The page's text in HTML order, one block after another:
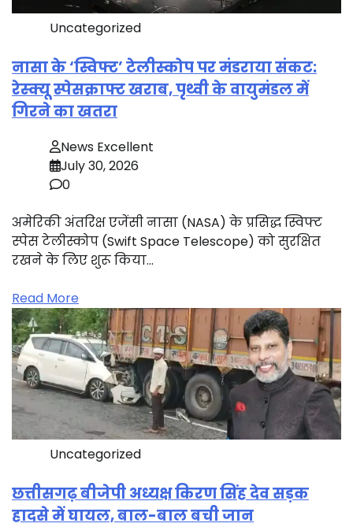
Uncategorized
नासा के ‘स्विफ्ट’ टेलीस्कोप पर मंडराया संकट:
रेस्क्यू स्पेसक्राफ्ट खराब, पृथ्वी के वायुमंडल में
गिरने का खतरा
News Excellent
July 30, 2026
0
अमेरिकी अंतरिक्ष एजेंसी नासा (NASA) के प्रसिद्ध स्विफ्ट
स्पेस टेलीस्कोप (Swift Space Telescope) को सुरक्षित
रखने के लिए शुरू किया…
Read More
Uncategorized
छत्तीसगढ़ बीजेपी अध्यक्ष किरण सिंह देव सड़क
हादसे में घायल, बाल-बाल बची जान